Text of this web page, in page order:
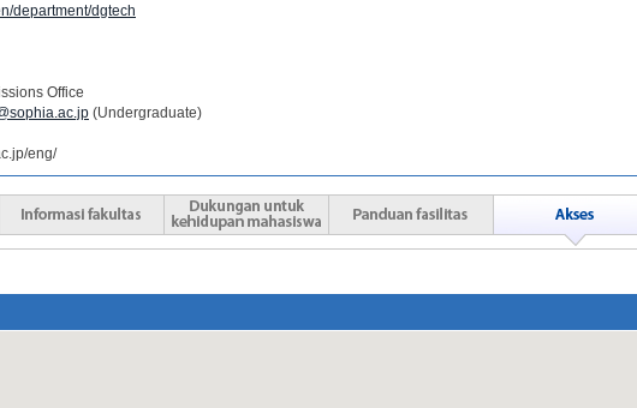
department/dgtech
Office
(Undergraduate)
eng/